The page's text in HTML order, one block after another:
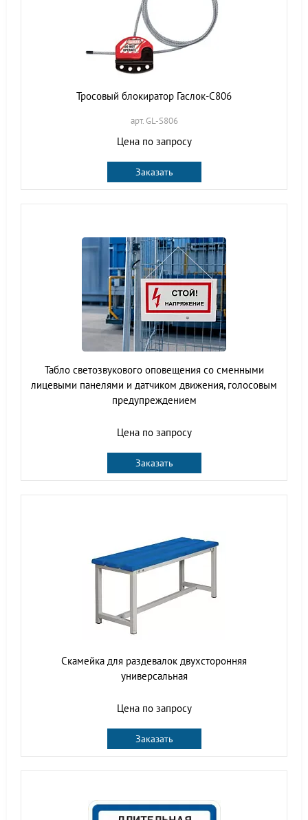
Тросовый блокиратор Гаслок-С806
арт. GL-S806
Цена по запросу
Заказать
Табло светозвукового оповещения со сменными
лицевыми панелями и датчиком движения, голосовым
предупреждением
Цена по запросу
Заказать
Скамейка для раздевалок двухсторонняя
универсальная
Цена по запросу
Заказать